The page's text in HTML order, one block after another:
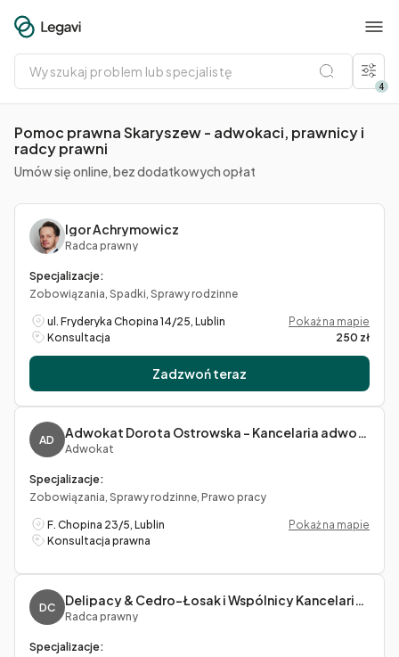
Wyszukaj
problem
lub
specjalistę
4
Pomoc prawna Skaryszew - adwokaci, prawnicy i
radcy prawni
Umów się online, bez dodatkowych opłat
Igor Achrymowicz
Radca prawny
Specjalizacje:
Zobowiązania, Spadki, Sprawy rodzinne
ul. Fryderyka Chopina 14/25, Lublin
Pokaż na mapie
Konsultacja
250 zł
Zadzwoń teraz
AD
Adwokat
Specjalizacje:
Zobowiązania, Sprawy rodzinne, Prawo pracy
F. Chopina 23/5, Lublin
Pokaż na mapie
Konsultacja prawna
DC
Radca prawny
Specjalizacje: